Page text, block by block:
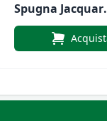
Spugna
Di Preziosa